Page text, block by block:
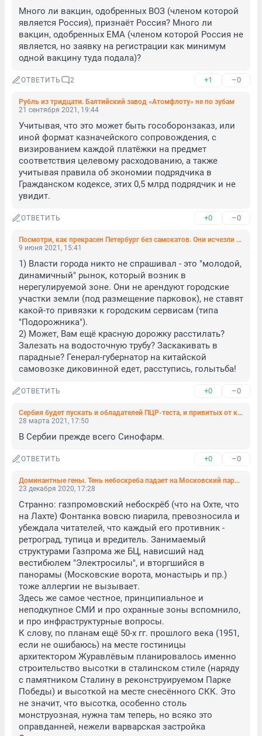
Много ли вакцин, одобренных ВОЗ (членом которой
является Россия), признаёт Россия? Много ли
вакцин, одобренных ЕМА (членом которой Россия не
является, но заявку на регистрации как минимум
одной вакцину туда подала)?
ОТВЕТИТЬ 2 +1 –0
Рубль из тридцати. Балтийский завод «Атомфлоту» не по зубам
21 сентября 2021, 19:44
Учитывая, что это может быть гособоронзаказ, или
иной формат казначейского сопровождения, с
визированием каждой платёжки на предмет
соответствия целевому расходованию, а также
учитывая правила об экономии подрядчика в
Гражданском кодексе, этих 0,5 млрд подрядчик и не
увидит.
ОТВЕТИТЬ +0 –0
Посмотри, как прекрасен Петербург без самокатов. Они исчезли не только из приложений, но и с улиц (фото)
9 июня 2021, 15:41
1) Власти города никто не спрашивал - это "молодой,
динамичный" рынок, который возник в
нерегулируемой зоне. Они не арендуют городские
участки земли (под размещение парковок), не ставят
какой-то привязки к городским сервисам (типа
"Подорожника").
2) Может, Вам ещё красную дорожку расстилать?
Залезать на водосточную трубу? Заскакивать в
парадные? Генерал-губернатор на китайской
самовозке диковинной едет, расступись, голытьба!
ОТВЕТИТЬ +0 –0
Сербия будет пускать и обладателей ПЦР-теста, и привитых от коронавируса. «Спутник V» тоже годится
28 марта 2021, 17:50
В Сербии прежде всего Синофарм.
ОТВЕТИТЬ +0 –0
Доминантные гены. Тень небоскреба падает на Московский парк Победы (фото)
23 декабря 2020, 17:28
Странно: газпромовский небоскрёб (что на Охте, что
на Лахте) Фонтанка вовсю пиарила, превозносила и
убеждала читателей, что каждый его противник -
ретроград, тупица и вредитель. Занимаемый
структурами Газпрома же БЦ, нависший над
вестибюлем "Электросилы", и вторгшийся в
панорамы (Московские ворота, монастырь и пр.)
тоже аллергии не вызывает.
Здесь же самое честное, принципиальное и
неподкупное СМИ и про охранные зоны вспомнило,
и про инфраструктурные вопросы.
К слову, по планам ещё 50-х гг. прошлого века (1951,
если не ошибаюсь) на месте гостиницы
архитектором Журавлёвым планировалось именно
строительство высотки в сталинском стиле (наряду
с памятником Сталину в реконструируемом Парке
Победы) и высоткой на месте снесённого СКК. Это
не значит, что высотка, особенно столь
монструозная, нужна там теперь, но всяко это
оправданней, нежели варварская застройка